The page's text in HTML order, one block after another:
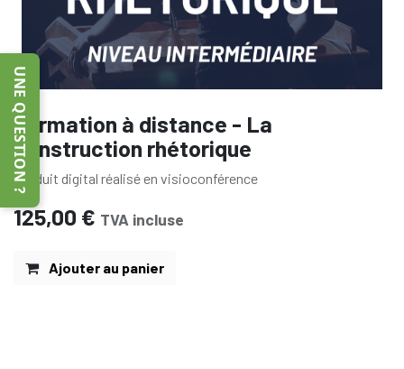
UNE QUESTION ?
Formation à distance - La
construction rhétorique
Produit digital réalisé en visioconférence
125,00 € TVA incluse
Ajouter au panier